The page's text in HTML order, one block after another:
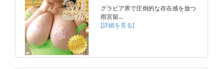
グラビア界で圧倒的な存在感を放つ
雨宮留…
[詳細を見る]